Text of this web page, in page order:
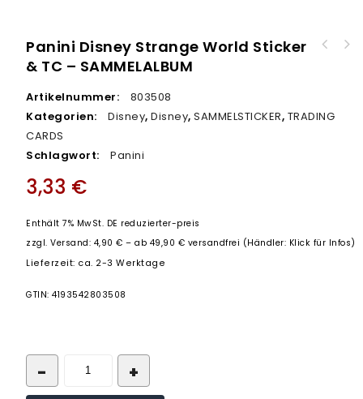
Panini Disney Strange World Sticker
& TC – SAMMELALBUM
Artikelnummer:
803508
Kategorien:
Disney,Disney,SAMMELSTICKER, TRADING
CARDS
Schlagwort:
Panini
3,33 €
Enthält 7% MwSt. DE reduzierter-preis
zzgl.Versand: 4,90 € – ab 49,90 € versandfrei (Händler: Klick für Infos)
Lieferzeit: ca. 2-3 Werktage
GTIN: 4193542803508